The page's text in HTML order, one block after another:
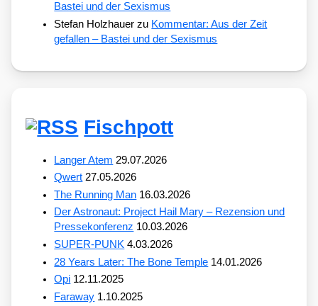
Bastei und der Sexismus
Stefan Holzhauer zu Kommentar: Aus der Zeit
gefallen – Bastei und der Sexismus
Fischpott
Langer Atem 29.07.2026
Qwert 27.05.2026
The Running Man 16.03.2026
Der Astronaut: Project Hail Mary – Rezension und
Pressekonferenz 10.03.2026
SUPER-PUNK 4.03.2026
28 Years Later: The Bone Temple 14.01.2026
Opi 12.11.2025
Faraway 1.10.2025